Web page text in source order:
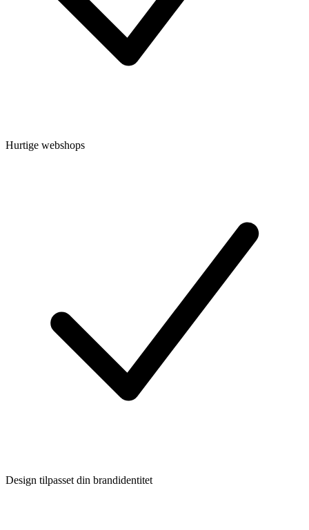
Hurtige webshops
Design tilpasset din brandidentitet